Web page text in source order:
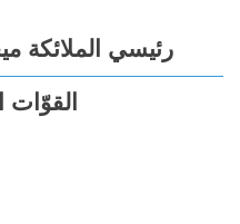
رئيسي الملائكة
القوّات